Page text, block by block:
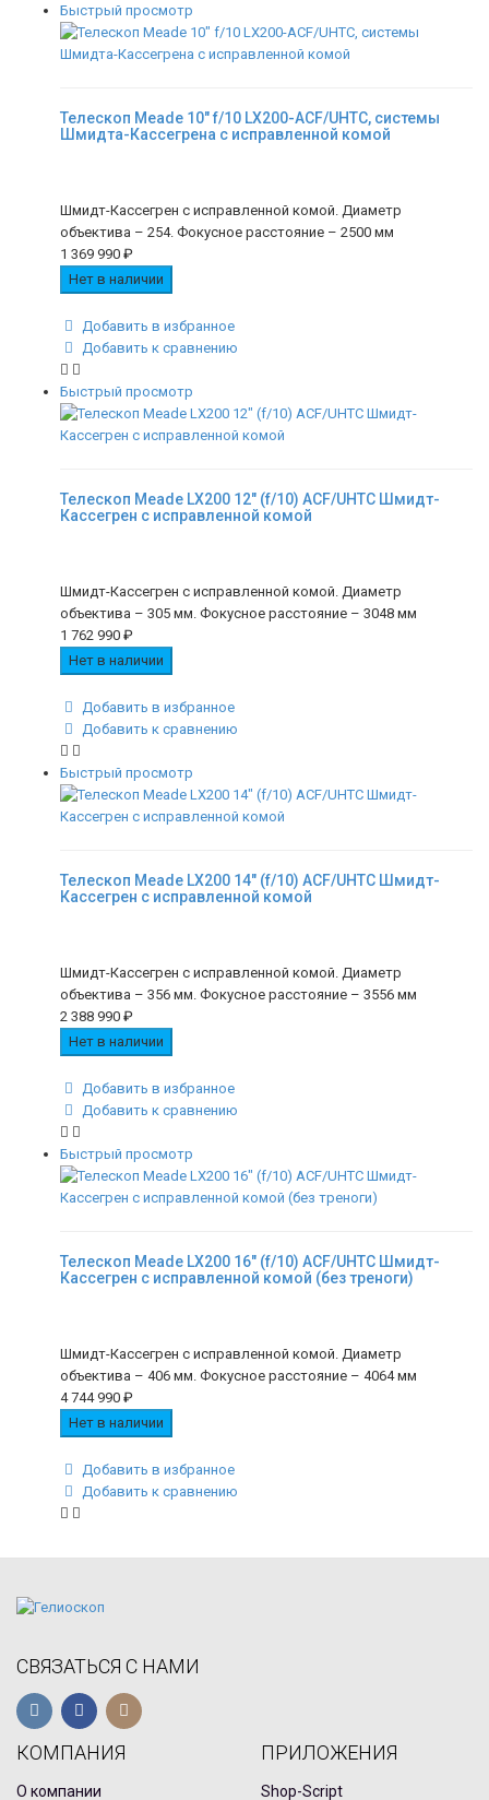
Быстрый просмотр
Телескоп Meade 10" f/10 LX200-ACF/UHTC, системы
Шмидта-Кассегрена с исправленной комой
Шмидт-Кассегрен с исправленной комой. Диаметр
объектива – 254. Фокусное расстояние – 2500 мм
1 369 990 ₽
Нет в наличии
Добавить в избранное
Добавить к сравнению
Быстрый просмотр
Телескоп Meade LX200 12" (f/10) ACF/UHTC Шмидт-
Кассегрен с исправленной комой
Шмидт-Кассегрен с исправленной комой. Диаметр
объектива – 305 мм. Фокусное расстояние – 3048 мм
1 762 990 ₽
Нет в наличии
Добавить в избранное
Добавить к сравнению
Быстрый просмотр
Телескоп Meade LX200 14" (f/10) ACF/UHTC Шмидт-
Кассегрен с исправленной комой
Шмидт-Кассегрен с исправленной комой. Диаметр
объектива – 356 мм. Фокусное расстояние – 3556 мм
2 388 990 ₽
Нет в наличии
Добавить в избранное
Добавить к сравнению
Быстрый просмотр
Телескоп Meade LX200 16" (f/10) ACF/UHTC Шмидт-
Кассегрен с исправленной комой (без треноги)
Шмидт-Кассегрен с исправленной комой. Диаметр
объектива – 406 мм. Фокусное расстояние – 4064 мм
4 744 990 ₽
Нет в наличии
Добавить в избранное
Добавить к сравнению
СВЯЗАТЬСЯ С НАМИ
КОМПАНИЯ
О компании
ПРИЛОЖЕНИЯ
Shop-Script